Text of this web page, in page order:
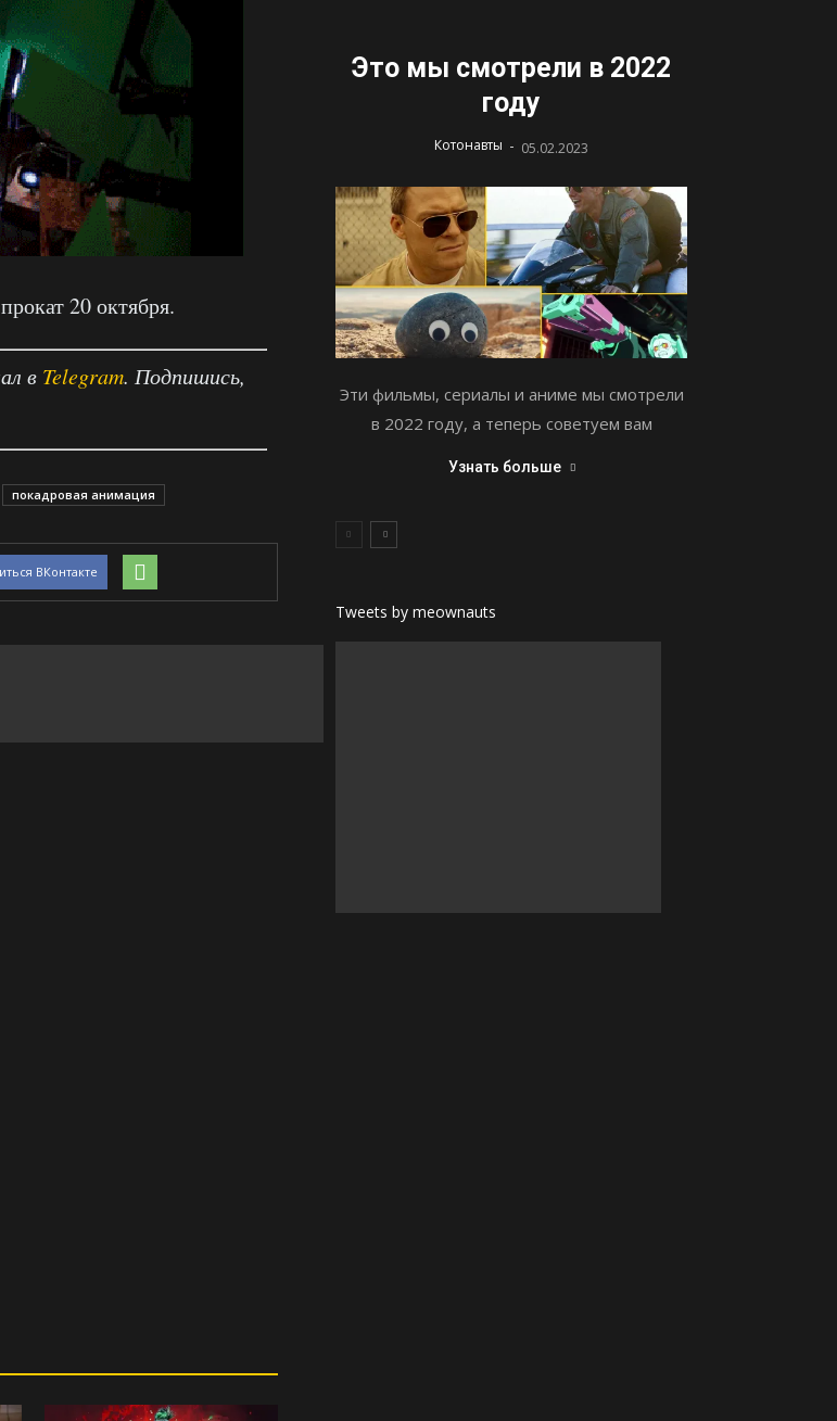
20 октября.
в Telegram. Подпишись,
покадровая анимация
ВКонтакте
Это мы смотрели в 2022
году
Котонавты - 05.02.2023
Эти фильмы, сериалы и аниме мы смотрели
в 2022 году, а теперь советуем вам
Узнать больше
Tweets by meownauts